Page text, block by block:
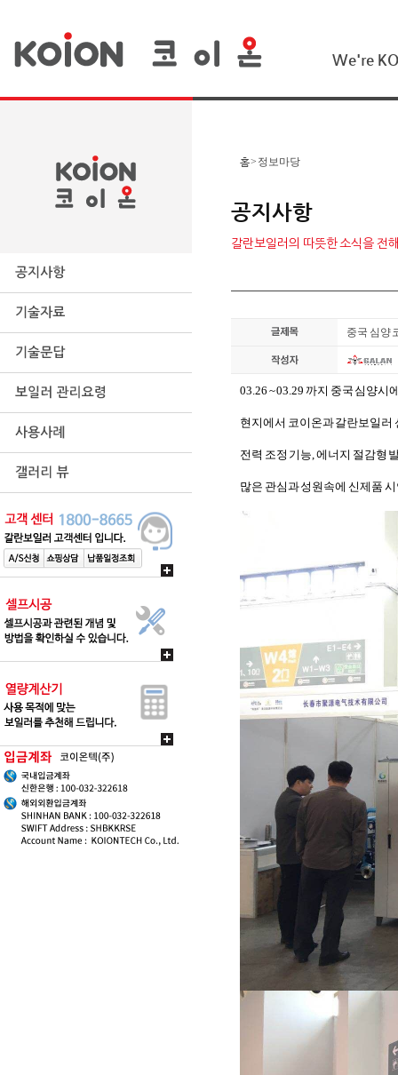
We're
홈> 정보마당
공지사항
갈란보일러의 따뜻한 소식을 전
중국 심양
03.26 ~ 03.29 까지 중국 심양
현지에서 코이온과 갈란보일러
전력 조정 기능, 에너지 절감형
많은 관심과 성원속에 신제품